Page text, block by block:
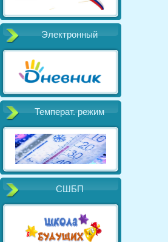
Электронный
Температ. режим
СШБП